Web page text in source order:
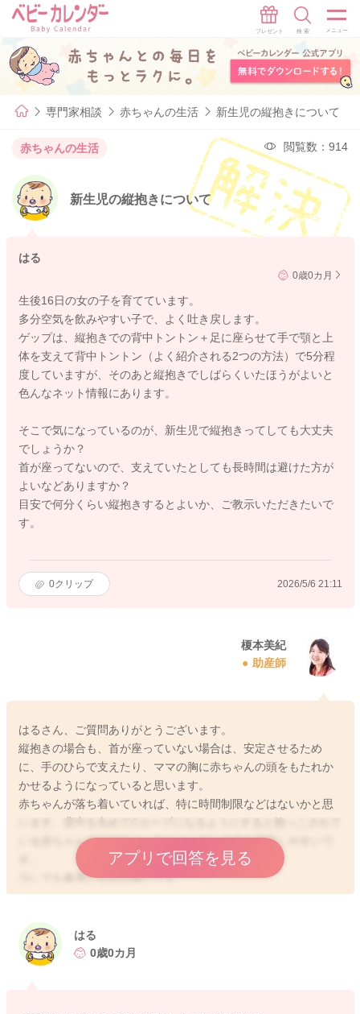
専門家相談 赤ちゃんの生活 新生児の縦抱きについて
赤ちゃんの生活 閲覧数：914
新生児の縦抱きについて
はる
0歳0カ月
生後16日の女の子を育てています。
多分空気を飲みやすい子で、よく吐き戻します。
ゲップは、縦抱きでの背中トントン＋足に座らせて手で顎と上
体を支えて背中トントン（よく紹介される2つの方法）で5分程
度していますが、そのあと縦抱きでしばらくいたほうがよいと
色んなネット情報にあります。
そこで気になっているのが、新生児で縦抱きってしても大丈夫
でしょうか？
首が座ってないので、支えていたとしても長時間は避けた方が
よいなどありますか？
目安で何分くらい縦抱きするとよいか、ご教示いただきたいで
す。
0クリップ 2026/5/6 21:11
榎本美紀
助産師
はるさん、ご質問ありがとうございます。
縦抱きの場合も、首が座っていない場合は、安定させるため
に、手のひらで支えたり、ママの胸に赤ちゃんの頭をもたれか
かせるようになっていると思います。
赤ちゃんが落ち着いていれば、特に時間制限などはないかと思
いる赤ちゃんだけでなく、だっこしている方も安定しやすいで
少しでも参考になれば幸いです。
よろしくお願いします。
アプリで回答を見る
はる
0歳0カ月